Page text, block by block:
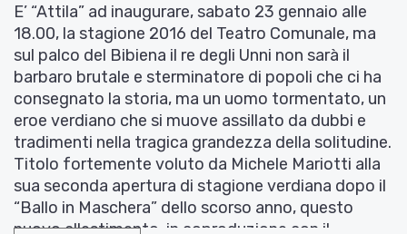
E’ “Attila” ad inaugurare, sabato 23 gennaio alle
18.00, la stagione 2016 del Teatro Comunale, ma
sul palco del Bibiena il re degli Unni non sarà il
barbaro brutale e sterminatore di popoli che ci ha
consegnato la storia, ma un uomo tormentato, un
eroe verdiano che si muove assillato da dubbi e
tradimenti nella tragica grandezza della solitudine.
Titolo fortemente voluto da Michele Mariotti alla
sua seconda apertura di stagione verdiana dopo il
“Ballo in Maschera” dello scorso anno, questo
nuovo allestimento, in coproduzione con il